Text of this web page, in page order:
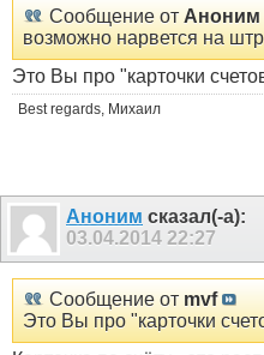
Сообщение от Аноним
возможно нарвется на
Это Вы про "карточки
Best regards, Михаил
Аноним сказал(-а):
03.04.2014 22:27
Сообщение от mvf
Это Вы про "карточки